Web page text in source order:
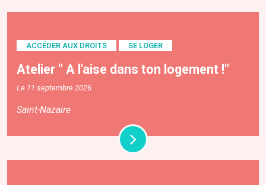
ACCÉDER AUX DROITS SE LOGER
Atelier " A l'aise dans ton logement !"
Le 11 septembre 2026
Saint-Nazaire